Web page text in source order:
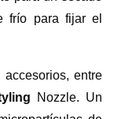
frío para fijar el
entre
Nozzle. Un